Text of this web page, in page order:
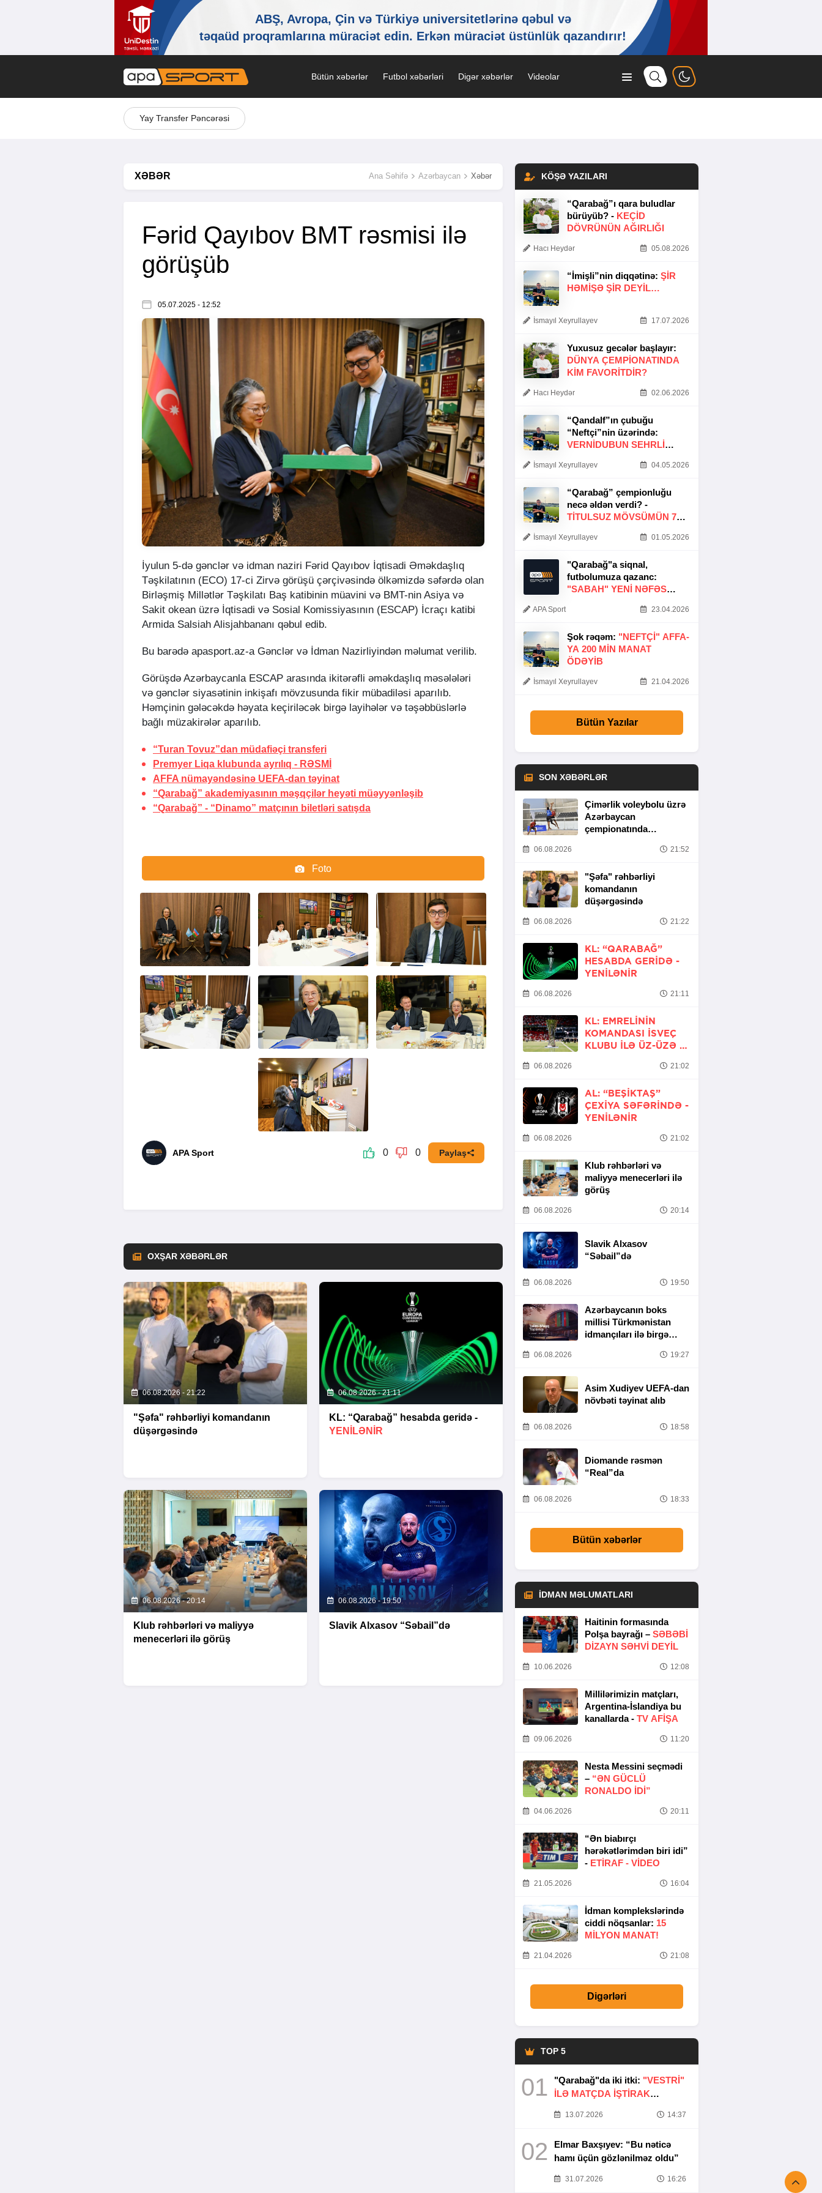
Bütün xəbərlər Futbol xəbərləri Digər xəbərlər Videolar
Yay Transfer Pəncərəsi
XƏBƏR Ana Səhifə Azərbaycan Xəbər
Fərid Qayıbov BMT rəsmisi ilə
görüşüb
05.07.2025 - 12:52
İyulun 5-də gənclər və idman naziri Fərid Qayıbov İqtisadi Əməkdaşlıq
Təşkilatının (ECO) 17-ci Zirvə görüşü çərçivəsində ölkəmizdə səfərdə olan
Birləşmiş Millətlər Təşkilatı Baş katibinin müavini və BMT-nin Asiya və
Sakit okean üzrə İqtisadi və Sosial Komissiyasının (ESCAP) İcraçı katibi
Armida Salsiah Alisjahbananı qəbul edib.
Bu barədə apasport.az-a Gənclər və İdman Nazirliyindən məlumat verilib.
Görüşdə Azərbaycanla ESCAP arasında ikitərəfli əməkdaşlıq məsələləri
və gənclər siyasətinin inkişafı mövzusunda fikir mübadiləsi aparılıb.
Həmçinin gələcəkdə həyata keçiriləcək birgə layihələr və təşəbbüslərlə
bağlı müzakirələr aparılıb.
“Turan Tovuz”dan müdafiəçi transferi
Premyer Liqa klubunda ayrılıq - RƏSMİ
AFFA nümayəndəsinə UEFA-dan təyinat
“Qarabağ” akademiyasının məşqçilər heyəti müəyyənləşib
“Qarabağ” - “Dinamo” matçının biletləri satışda
Foto
Video
APA Sport 0 0 Paylaş
OXŞAR XƏBƏRLƏR
06.08.2026 - 21:22
"Şəfa" rəhbərliyi komandanın
düşərgəsində
06.08.2026 - 21:11
KL: “Qarabağ” hesabda geridə -
YENİLƏNİR
06.08.2026 - 20:14
Klub rəhbərləri və maliyyə
menecerləri ilə görüş
06.08.2026 - 19:50
Slavik Alxasov “Səbail”də
KÖŞƏ YAZILARI
“Qarabağ”ı qara buludlar
bürüyüb? - KEÇID
DÖVRÜNÜN AĞIRLIĞI
Hacı Heydər 05.08.2026
“İmişli”nin diqqətinə: ŞIR
HƏMIŞƏ ŞIR DEYIL…
İsmayıl Xeyrullayev 17.07.2026
Yuxusuz gecələr başlayır:
DÜNYA ÇEMPIONATINDA
KIM FAVORITDIR?
Hacı Heydər 02.06.2026
“Qandalf”ın çubuğu
“Neftçi”nin üzərində:
VERNİDUBUN SEHRLİ
İsmayıl Xeyrullayev 04.05.2026
“Qarabağ” çempionluğu
necə əldən verdi? -
TITULSUZ MÖVSÜMÜN 7
İsmayıl Xeyrullayev 01.05.2026
"Qarabağ"a siqnal,
futbolumuza qazanc:
"SABAH" YENI NƏFƏS
APA Sport 23.04.2026
Şok rəqəm: "NEFTÇI" AFFA-
YA 200 MIN MANAT
ÖDƏYIB
İsmayıl Xeyrullayev 21.04.2026
Bütün Yazılar
SON XƏBƏRLƏR
Çimərlik voleybolu üzrə
Azərbaycan
çempionatında
06.08.2026 21:52
"Şəfa" rəhbərliyi
komandanın
düşərgəsində
06.08.2026 21:22
KL: “QARABAĞ”
HESABDA GERIDƏ -
YENİLƏNİR
06.08.2026 21:11
KL: EMRELININ
KOMANDASI İSVEÇ
KLUBU ILƏ ÜZ-ÜZƏ -
06.08.2026 21:02
AL: “BEŞIKTAŞ”
ÇEXIYA SƏFƏRINDƏ -
YENİLƏNİR
06.08.2026 21:02
Klub rəhbərləri və
maliyyə menecerləri ilə
görüş
06.08.2026 20:14
Slavik Alxasov
“Səbail”də
06.08.2026 19:50
Azərbaycanın boks
millisi Türkmənistan
idmançıları ilə birgə
06.08.2026 19:27
Asim Xudiyev UEFA-dan
növbəti təyinat alıb
06.08.2026 18:58
Diomande rəsmən
“Real”da
06.08.2026 18:33
Bütün xəbərlər
İDMAN MƏLUMATLARI
Haitinin formasında
Polşa bayrağı – SƏBƏBI
DIZAYN SƏHVI DEYIL
10.06.2026 12:08
Millilərimizin matçları,
Argentina-İslandiya bu
kanallarda - TV AFİŞA
09.06.2026 11:20
Nesta Messini seçmədi
– “ƏN GÜCLÜ
RONALDO IDI”
04.06.2026 20:11
“Ən biabırçı
hərəkətlərimdən biri idi”
- ETIRAF - VİDEO
21.05.2026 16:04
İdman komplekslərində
ciddi nöqsanlar: 15
MILYON MANAT!
21.04.2026 21:08
Digərləri
TOP 5
01 "Qarabağ"da iki itki: "VESTRİ"
İLƏ MATÇDA İŞTİRAK
13.07.2026 14:37
02
Elmar Baxşıyev: “Bu nəticə
hamı üçün gözlənilməz oldu”
31.07.2026 16:26